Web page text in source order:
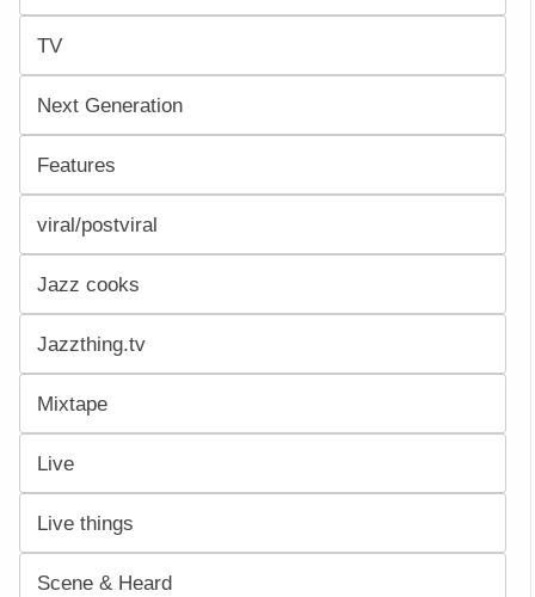
TV
Next Generation
Features
viral/postviral
Jazz cooks
Jazzthing.tv
Mixtape
Live
Live things
Scene & Heard